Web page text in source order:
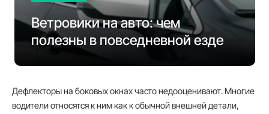
Ветровики на авто: чем
полезны в повседневной езде
Дефлекторы на боковых окнах часто недооценивают. Многие
водители относятся к ним как к обычной внешней детали,